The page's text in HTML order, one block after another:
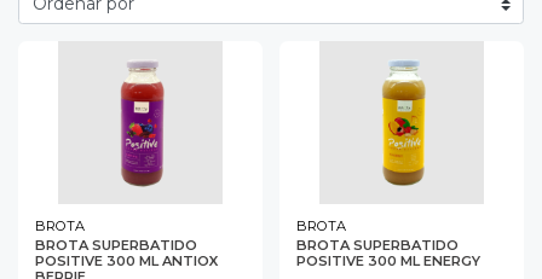
BROTA
BROTA SUPERBATIDO
POSITIVE 300 ML ANTIOX
BROTA
BROTA SUPERBATIDO
POSITIVE 300 ML ENERGY